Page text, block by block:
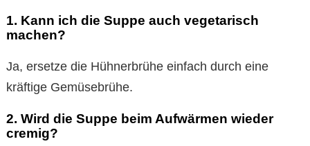
1. Kann ich die Suppe auch vegetarisch
machen?
Ja, ersetze die Hühnerbrühe einfach durch eine
kräftige Gemüsebrühe.
2. Wird die Suppe beim Aufwärmen wieder
cremig?